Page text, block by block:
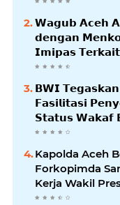
𝗪𝗮𝗴𝘂𝗯 𝗔𝗰𝗲𝗵
𝗱𝗲𝗻𝗴𝗮𝗻
𝗜𝗺𝗶𝗽𝗮𝘀
𝗕𝗹𝗮𝗻𝗴𝗽𝗮𝗱𝗮𝗻𝗴
𝗕𝗪𝗜
𝗙𝗮𝘀𝗶𝗹𝗶𝘁𝗮𝘀𝗶
𝗦𝘁𝗮𝘁𝘂𝘀 𝗪𝗮𝗸𝗮𝗳
Kapolda Aceh
Forkopimda
Kerja Wakil
Kabupaten